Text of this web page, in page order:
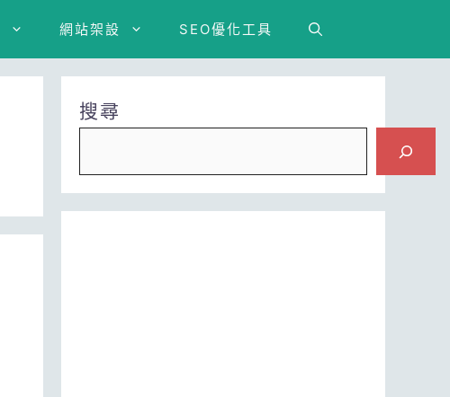
網站架設 SEO優化工具
搜尋